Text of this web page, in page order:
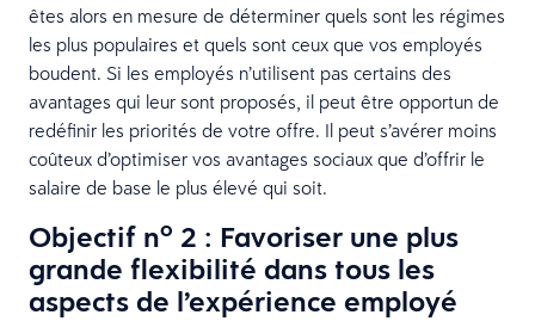
êtes alors en mesure de déterminer quels sont les régimes
les plus populaires et quels sont ceux que vos employés
boudent. Si les employés n’utilisent pas certains des
avantages qui leur sont proposés, il peut être opportun de
redéfinir les priorités de votre offre. Il peut s’avérer moins
coûteux d’optimiser vos avantages sociaux que d’offrir le
salaire de base le plus élevé qui soit.
Objectif no 2 : Favoriser une plus
grande flexibilité dans tous les
aspects de l’expérience employé